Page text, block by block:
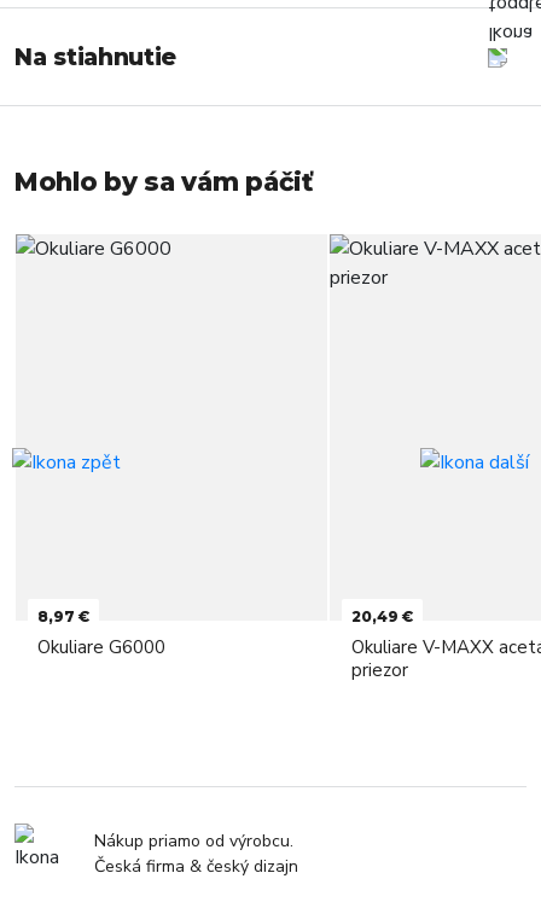
Na stiahnutie
Mohlo by sa vám páčiť
8,97 €
Okuliare G6000
20,49 €
Okuliare V-MAXX
priezor
Nákup priamo od výrobcu.
Česká firma & český dizajn